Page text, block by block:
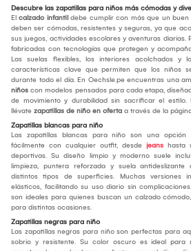
Descubre las zapatillas para niños más cómodas y
El calzado infantil debe cumplir con más que un buen
deben ser cómodas, resistentes y seguras, ya que
sus juegos, actividades escolares y aventuras diarias.
fabricadas con tecnologías que protegen y
Las suelas flexibles, los interiores acolchados y
características clave que permiten que los niños
durante todo el día. En Oechsle.pe encuentras una
niños con modelos pensados para cada etapa,
de movimiento y durabilidad sin sacrificar el
llévate zapatillas de niño en oferta a través de la
Zapatillas blancas para niño
Las zapatillas blancas para niño son una
fácilmente con cualquier outfit, desde jeans hasta
deportivas. Su diseño limpio y moderno suele
limpieza, puntera reforzada y suela
distintos tipos de superficies. Muchas versiones
elásticos, facilitando su uso diario sin
son ideales para quienes buscan un calzado
para distintas ocasiones.
Zapatillas negras para niño
Las zapatillas negras para niño son perfectas para
sobrio y resistente. Su color oscuro es ideal para